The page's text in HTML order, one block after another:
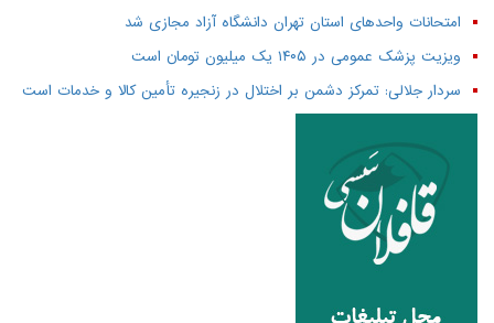
امتحانات واحدهای استان تهران دانشگاه آزاد مجازی شد
ویزیت پزشک عمومی در ۱۴۰۵ یک میلیون تومان است
سردار جلالی: تمرکز دشمن بر اختلال در زنجیره تأمین کالا و خدمات است